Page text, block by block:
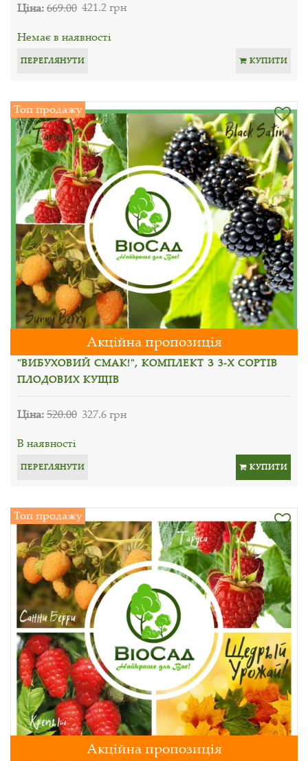
Ціна:669.00 421.2 грн
Немає в наявності
ПЕРЕГЛЯНУТИ КУПИТИ
Топ продажу
Акційна пропозиція
"ВИБУХОВИЙ СМАК!", КОМПЛЕКТ З 3-Х СОРТІВ
ПЛОДОВИХ КУЩІВ
Ціна:520.00 327.6 грн
В наявності
ПЕРЕГЛЯНУТИ КУПИТИ
Топ продажу
Акційна пропозиція